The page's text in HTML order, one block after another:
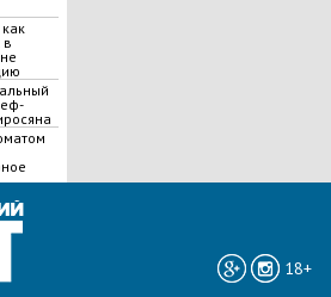
в
»
18+